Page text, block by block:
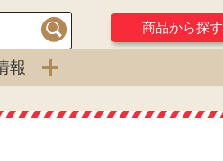
検索
商品から探す
報